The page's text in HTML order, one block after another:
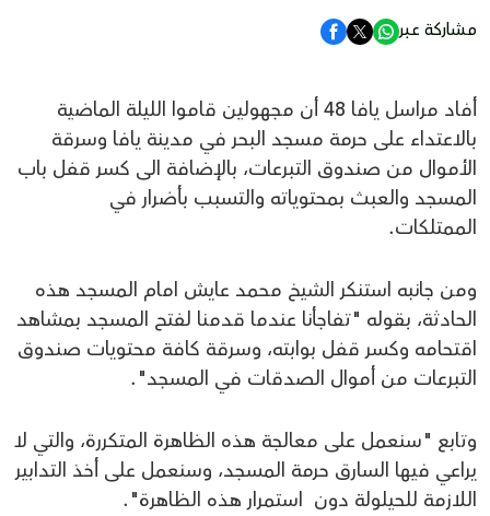
مشاركة عبر
أفاد مراسل يافا 48 أن مجهولين قاموا الليلة الماضية
بالاعتداء على حرمة مسجد البحر في مدينة يافا وسرقة
الأموال من صندوق التبرعات، بالإضافة الى كسر قفل باب
المسجد والعبث بمحتوياته والتسبب بأضرار في
الممتلكات.
ومن جانبه استنكر الشيخ محمد عايش امام المسجد هذه
الحادثة، بقوله "تفاجأنا عندما قدمنا لفتح المسجد بمشاهد
اقتحامه وكسر قفل بوابته، وسرقة كافة محتويات صندوق
التبرعات من أموال الصدقات في المسجد".
وتابع "سنعمل على معالجة هذه الظاهرة المتكررة، والتي لا
يراعي فيها السارق حرمة المسجد، وسنعمل على أخذ التدابير
اللازمة للحيلولة دون استمرار هذه الظاهرة".